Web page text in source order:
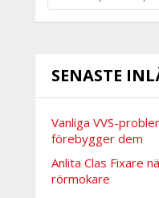
SENASTE
Vanliga VVS-
förebygger dem
Anlita Clas Fixare
rörmokare